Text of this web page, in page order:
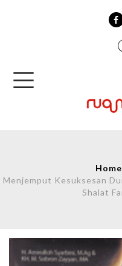
Home
Menjemput Kesuksesan
Shalat